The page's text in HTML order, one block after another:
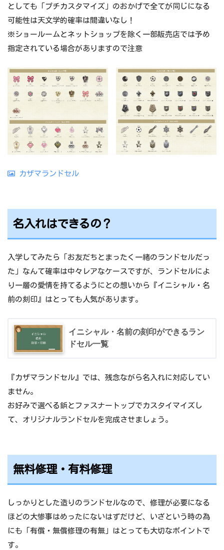
としても「プチカスタマイズ」のおかげで全てが同じになる
可能性は天文学的確率は間違いなし！
※ショールームとネットショップを除く一部販売店では予め
指定されている場合がありますので注意
カザマランドセル
名入れはできるの？
入学してみたら「お友だちとまったく一緒のランドセルだっ
た」なんて確率は中々レアなケースですが、ランドセルによ
り一層の愛情を持てるようにとの想いから『イニシャル・名
前の刻印』はとっても人気があります。
イニシャル・名前の刻印ができるラン
ドセル一覧
『カザマランドセル』では、残念ながら名入れに対応してい
ません。
お好みで選べる鋲とファスナートップでカスタイマイズし
て、オリジナルランドセルを完成させましょう。
無料修理・有料修理
しっかりとした造りのランドセルなので、修理が必要になる
ほどの大惨事はめったにないはずだけど、いざという時の為
にも「有償・無償修理の有無」はとっても大切なポイントで
す。